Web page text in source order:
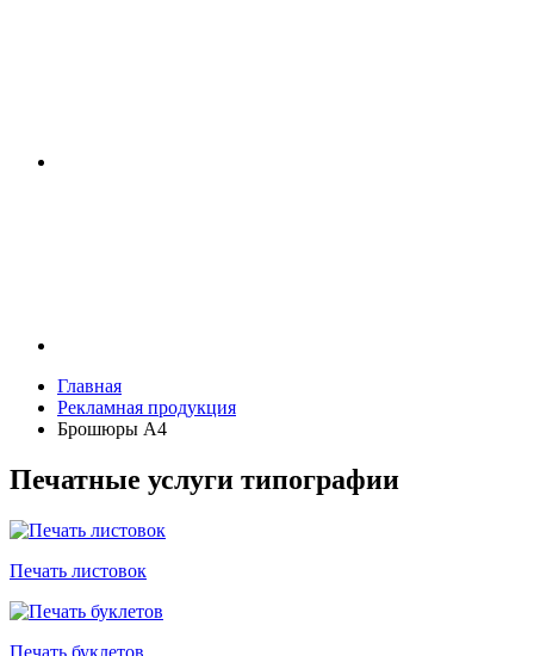
Главная
Рекламная продукция
Брошюры А4
Печатные услуги типографии
Печать листовок
Печать буклетов